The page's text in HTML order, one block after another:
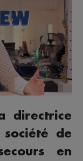
directrice
de
en